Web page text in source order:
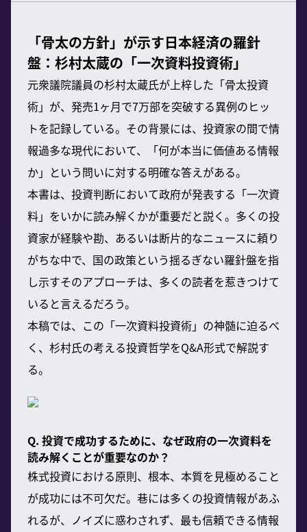
「骨太の方針」が示す日本経済の羅針
盤：杉村太蔵の「一次資料投資術」
元衆議院議員の杉村太蔵氏が上梓した「骨太投資
術」が、発売1ヶ月で7万部を突破する異例のヒッ
トを記録している。その背景には、投資家の間で情
報過多な現代において、「何が本当に価値ある情報
か」という問いに対する明確な答えがある。
本書は、投資判断において政府が発表する「一次資
料」をいかに読み解くかが重要だと説く。多くの投
資家が経験や勘、あるいは断片的なニュースに頼り
がちな中で、国の政策という揺るぎない羅針盤を指
し示すそのアプローチは、多くの読者を惹きつけて
いると言えるだろう。
本稿では、この「一次資料投資術」の神髄に迫るべ
く、杉村氏の考える投資哲学をQ&A形式で解説す
る。
Q. 投資で成功するために、なぜ政府の一次資料を
読み解くことが重要なのか？
株式投資における原則、根本、本質を見極めること
が成功には不可欠だ。巷には多くの投資情報があふ
れるが、ノイズに惑わされず、最も信頼できる情報